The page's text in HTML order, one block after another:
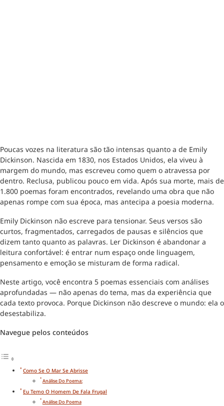
Poucas vozes na literatura são tão intensas quanto a de Emily
Dickinson. Nascida em 1830, nos Estados Unidos, ela viveu à
margem do mundo, mas escreveu como quem o atravessa por
dentro. Reclusa, publicou pouco em vida. Após sua morte, mais de
1.800 poemas foram encontrados, revelando uma obra que não
apenas rompe com sua época, mas antecipa a poesia moderna.
Emily Dickinson não escreve para tensionar. Seus versos são
curtos, fragmentados, carregados de pausas e silêncios que
dizem tanto quanto as palavras. Ler Dickinson é abandonar a
leitura confortável: é entrar num espaço onde linguagem,
pensamento e emoção se misturam de forma radical.
Neste artigo, você encontra 5 poemas essenciais com análises
aprofundadas — não apenas do tema, mas da experiência que
cada texto provoca. Porque Dickinson não descreve o mundo: ela o
desestabiliza.
Navegue pelos conteúdos
Como Se O Mar Se Abrisse
Análise Do Poema:
Eu Temo O Homem De Fala Frugal
Análise Do Poema